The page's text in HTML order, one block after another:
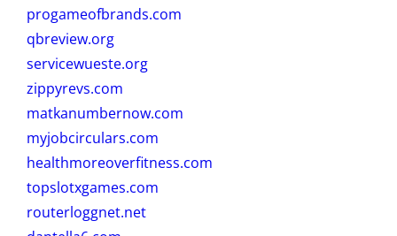
progameofbrands.com
qbreview.org
servicewueste.org
zippyrevs.com
matkanumbernow.com
myjobcirculars.com
healthmoreoverfitness.com
topslotxgames.com
routerloggnet.net